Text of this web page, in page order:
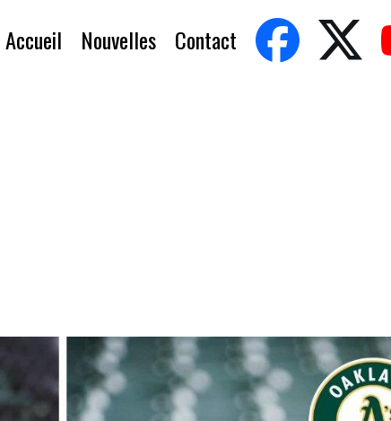
Accueil Nouvelles Contact